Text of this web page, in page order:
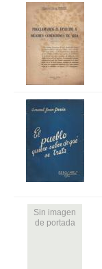
Sin imagen
de portada